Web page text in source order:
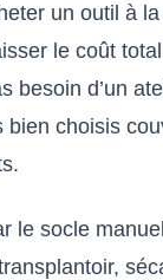
un outil à
le coût
besoin d’un
bien choisis
le socle